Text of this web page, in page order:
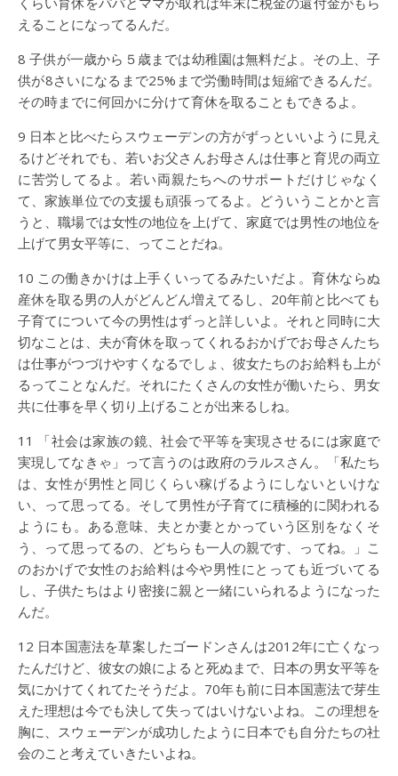
えることになってるんだ。
8 子供が一歳から５歳までは幼稚園は無料だよ。その上、子
供が8さいになるまで25%まで労働時間は短縮できるんだ。
その時までに何回かに分けて育休を取ることもできるよ。
9 日本と比べたらスウェーデンの方がずっといいように見え
るけどそれでも、若いお父さんお母さんは仕事と育児の両立
に苦労してるよ。若い両親たちへのサポートだけじゃなく
て、家族単位での支援も頑張ってるよ。どういうことかと言
うと、職場では女性の地位を上げて、家庭では男性の地位を
上げて男女平等に、ってことだね。
10 この働きかけは上手くいってるみたいだよ。育休ならぬ
産休を取る男の人がどんどん増えてるし、20年前と比べても
子育てについて今の男性はずっと詳しいよ。それと同時に大
切なことは、夫が育休を取ってくれるおかげでお母さんたち
は仕事がつづけやすくなるでしょ、彼女たちのお給料も上が
るってことなんだ。それにたくさんの女性が働いたら、男女
共に仕事を早く切り上げることが出来るしね。
11 「社会は家族の鏡、社会で平等を実現させるには家庭で
実現してなきゃ」って言うのは政府のラルスさん。「私たち
は、女性が男性と同じくらい稼げるようにしないといけな
い、って思ってる。そして男性が子育てに積極的に関われる
ようにも。ある意味、夫とか妻とかっていう区別をなくそ
う、って思ってるの、どちらも一人の親です、ってね。」こ
のおかげで女性のお給料は今や男性にとっても近づいてる
し、子供たちはより密接に親と一緒にいられるようになった
んだ。
12 日本国憲法を草案したゴードンさんは2012年に亡くなっ
たんだけど、彼女の娘によると死ぬまで、日本の男女平等を
気にかけてくれてたそうだよ。70年も前に日本国憲法で芽生
えた理想は今でも決して失ってはいけないよね。この理想を
胸に、スウェーデンが成功したように日本でも自分たちの社
会のこと考えていきたいよね。